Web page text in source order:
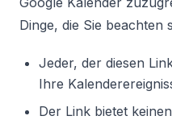
Dinge, die Sie beachten
Jeder, der diesen
Ihre
Der Link bietet